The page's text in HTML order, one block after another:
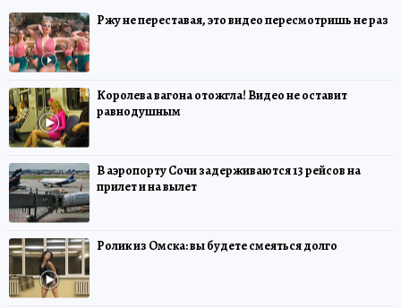
Ржу не переставая, это видео пересмотришь не раз
Королева вагона отожгла! Видео не оставит
равнодушным
В аэропорту Сочи задерживаются 13 рейсов на
прилет и на вылет
Ролик из Омска: вы будете смеяться долго